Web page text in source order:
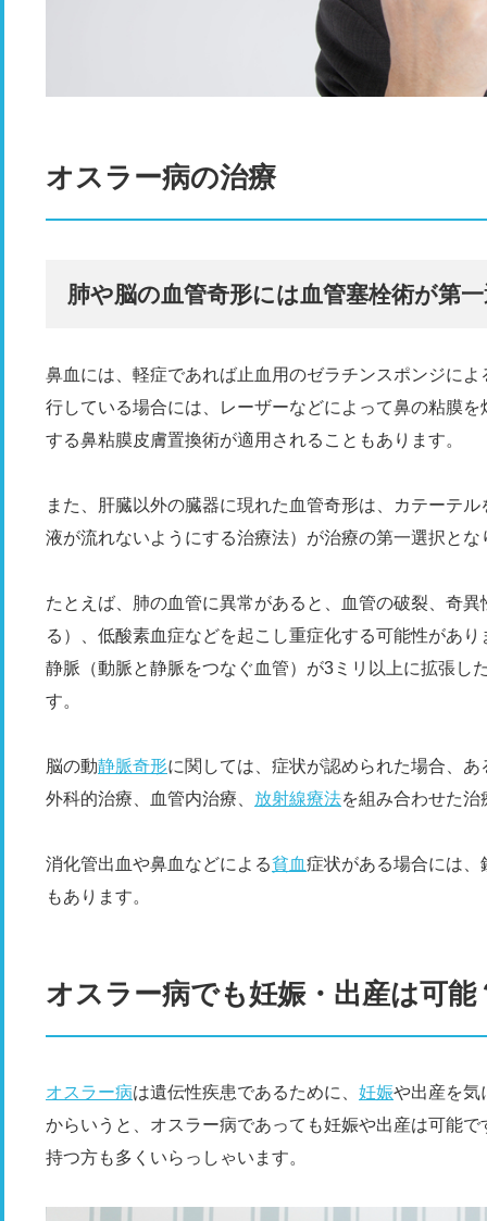
オスラー病の治療
肺や脳の血管奇形には血管塞栓術が第
鼻血には、軽症であれば止血用のゼラチンスポンジに
行している場合には、レーザーなどによって鼻の粘膜
する鼻粘膜皮膚置換術が適用されることもあります。
また、肝臓以外の臓器に現れた血管奇形は、カテーテ
液が流れないようにする治療法）が治療の第一選択とな
たとえば、肺の血管に異常があると、血管の破裂、奇
る）、低酸素血症などを起こし重症化する可能性があ
静脈（動脈と静脈をつなぐ血管）が3ミリ以上に拡張し
す。
脳の動静脈奇形に関しては、症状が認められた場合、
外科的治療、血管内治療、 放射線療法を組み合わせた
消化管出血や鼻血などによる貧血症状がある場合には
もあります。
オスラー病でも妊娠・出産は可能
オスラー病は遺伝性疾患であるために、 妊娠や出産を気
からいうと、オスラー病であっても妊娠や出産は可能
持つ方も多くいらっしゃいます。